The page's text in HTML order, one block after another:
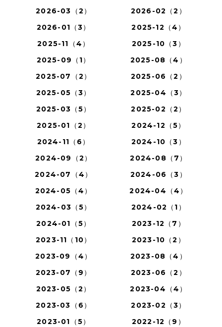
2026-03（2）
2026-02（2）
2026-01（3）
2025-12（4）
2025-11（4）
2025-10（3）
2025-09（1）
2025-08（4）
2025-07（2）
2025-06（2）
2025-05（3）
2025-04（3）
2025-03（5）
2025-02（2）
2025-01（2）
2024-12（5）
2024-11（6）
2024-10（3）
2024-09（2）
2024-08（7）
2024-07（4）
2024-06（3）
2024-05（4）
2024-04（4）
2024-03（5）
2024-02（1）
2024-01（5）
2023-12（7）
2023-11（10）
2023-10（2）
2023-09（4）
2023-08（4）
2023-07（9）
2023-06（2）
2023-05（2）
2023-04（4）
2023-03（6）
2023-02（3）
2023-01（5）
2022-12（9）